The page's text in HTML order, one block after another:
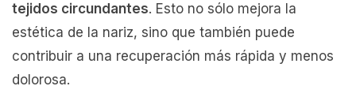
tejidos circundantes. Esto no sólo mejora la
estética de la nariz, sino que también puede
contribuir a una recuperación más rápida y menos
dolorosa.